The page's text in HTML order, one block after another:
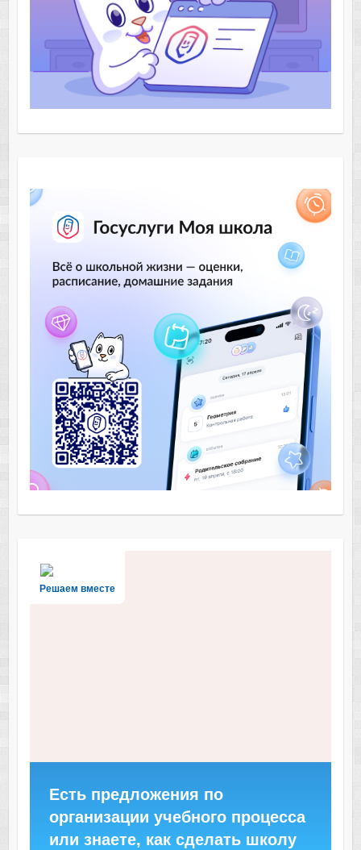
Решаем вместе
Есть предложения по
организации учебного процесса
или знаете, как сделать школу